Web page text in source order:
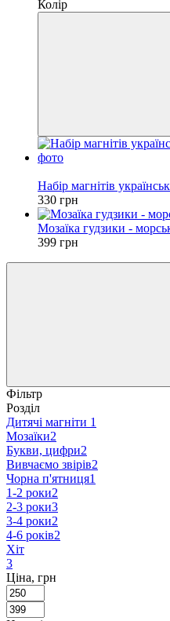
Колір
Набір магнітів
330 грн
Мозаїка гудзики -
399 грн
Фільтр
Розділ
Дитячі магніти 1
Мозаїки2
Букви, цифри2
Вивчаємо звірів2
Чорна п'ятниця1
1-2 роки2
2-3 роки3
3-4 роки2
4-6 років2
Хіт
3
Ціна, грн